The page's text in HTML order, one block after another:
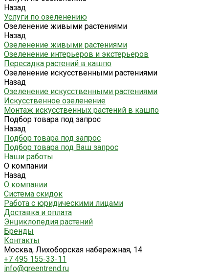
Назад
Услуги по озеленению
Озеленение живыми растениями
Назад
Озеленение живыми растениями
Озеленение интерьеров и экстерьеров
Пересадка растений в кашпо
Озеленение искусственными растениями
Назад
Озеленение искусственными растениями
Искусственное озеленение
Монтаж искусственных растений в кашпо
Подбор товара под запрос
Назад
Подбор товара под запрос
Подбор товара под Ваш запрос
Наши работы
О компании
Назад
О компании
Система скидок
Работа с юридическими лицами
Доставка и оплата
Энциклопедия растений
Бренды
Контакты
Москва, Лихоборская набережная, 14
+7 495 155-33-11
info@greentrend.ru